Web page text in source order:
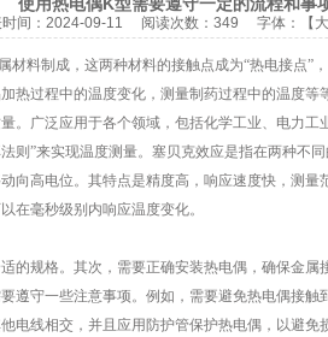
间： 2024-09-11 阅读次数： 349 字体：【 大
料制成，这两种材料的接触点成为“热电接点”
热过程中的温度变化，测量制药过程中的温度
广泛应用于各个领域，包括化学工业、电力工
”来实现温度测量。塞贝克效应是指在两种不
向高电位。其特点是精度高，响应速度快，测
在毫秒级别内响应温度变化。
规格。其次，需要正确安装热电偶，确保金属
遵守一些注意事项。例如，需要避免热电偶接
电线相交，并且应用防护管保护热电偶，以避